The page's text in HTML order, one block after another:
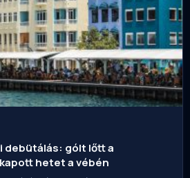
debütálás: gólt lőtt a
hetet a vébén